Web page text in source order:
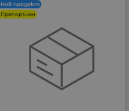
Нов продукт
Препоръчан